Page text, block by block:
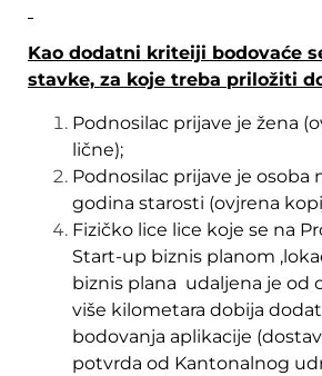
Kao dodatni kriteiji bodovaće
stavke, za koje treba priložiti
Podnosilac prijave je žena
lične);
Podnosilac prijave je osoba
godina starosti (ovjrena
Fizičko lice lice koje se na
Start-up biznis planom
biznis plana udaljena je od
više kilometara dobija
bodovanja aplikacije
potvrda od Kantonalnog